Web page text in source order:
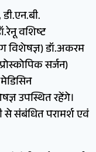
वशिष्ट
विशेषज्ञ) डॉ.अकरम
सर्जन)
उपस्थित रहेंगे।
संबंधित परामर्श एवं